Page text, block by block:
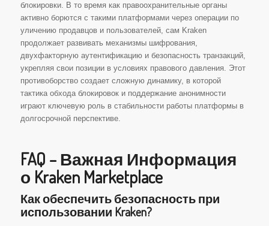
блокировки. В то время как правоохранительные органы
активно борются с такими платформами через операции по
уличению продавцов и пользователей, сам Kraken
продолжает развивать механизмы шифрования,
двухфакторную аутентификацию и безопасность транзакций,
укрепляя свои позиции в условиях правового давления. Этот
противоборство создает сложную динамику, в которой
тактика обхода блокировок и поддержание анонимности
играют ключевую роль в стабильности работы платформы в
долгосрочной перспективе.
FAQ – Важная Информация
о Kraken Marketplace
Как обеспечить безопасность при
использовании Kraken?